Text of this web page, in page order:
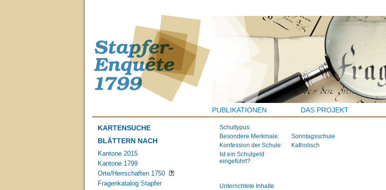
PUBLIKATIONEN DAS PROJEKT
KARTENSUCHE
BLÄTTERN NACH
Kantone 2015
Kantone 1799
Orte/Herrschaften 1750
Fragenkatalog Stapfer
Schultypus:
Besondere Merkmale:
Sonntagsschule
Konfession der Schule:
Katholisch
Ist ein Schulgeld
eingeführt?
Unterrichtete Inhalte